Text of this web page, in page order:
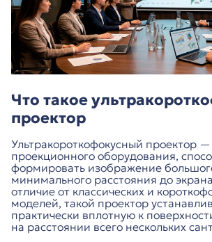
Что такое
проектор
Ультракороткофокусный проектор —
проекционного оборудования,
формировать изображение
минимального расстояния до
отличие от классических и
моделей, такой проектор
практически вплотную к
на расстоянии всего нескольких